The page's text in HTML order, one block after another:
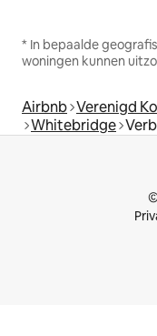
* In bepaalde
woningen kunnen
Airbnb Verenigd
Whitebridge